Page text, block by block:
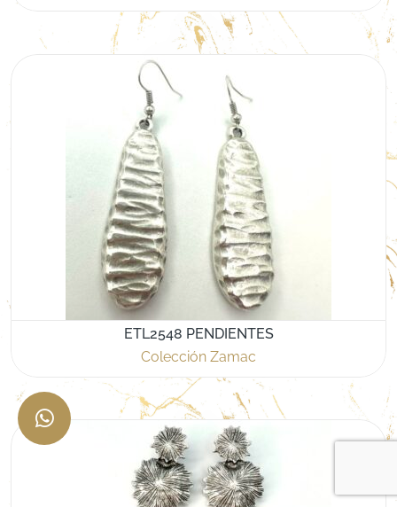
ETL2548 PENDIENTES
Colección Zamac